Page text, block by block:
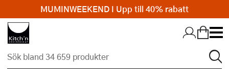
Hopp till huvudinnehållet
MUMINWEEKEND I Upp till 40% rabatt